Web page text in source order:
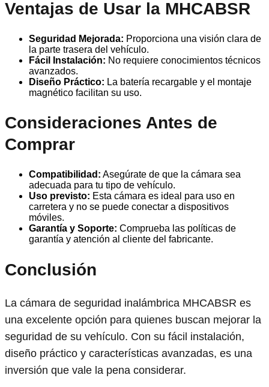
Ventajas de Usar la MHCABSR
Seguridad Mejorada: Proporciona una visión clara de
la parte trasera del vehículo.
Fácil Instalación: No requiere conocimientos técnicos
avanzados.
Diseño Práctico: La batería recargable y el montaje
magnético facilitan su uso.
Consideraciones Antes de
Comprar
Compatibilidad: Asegúrate de que la cámara sea
adecuada para tu tipo de vehículo.
Uso previsto: Esta cámara es ideal para uso en
carretera y no se puede conectar a dispositivos
móviles.
Garantía y Soporte: Comprueba las políticas de
garantía y atención al cliente del fabricante.
Conclusión
La cámara de seguridad inalámbrica MHCABSR es
una excelente opción para quienes buscan mejorar la
seguridad de su vehículo. Con su fácil instalación,
diseño práctico y características avanzadas, es una
inversión que vale la pena considerar.